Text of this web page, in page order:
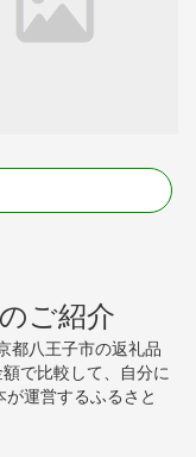
ご紹介
都八王子市の返礼品
で比較して、自分に
運営するふるさと